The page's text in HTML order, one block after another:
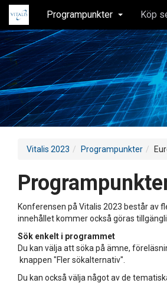
Programpunkter Köp
Vitalis 2023 Programpunkter
Konferensen på Vitalis 2023 består av
innehållet kommer också göras
Sök enkelt i programmet
Du kan välja att söka på ämne,
knappen "Fler sökalternativ".
Du kan också välja något av de